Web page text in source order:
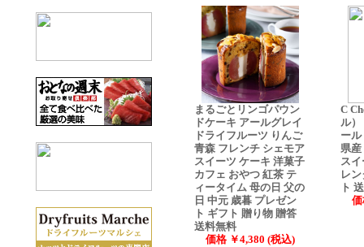
まるごとリンゴパウン
ドケーキ アールグレイ
ドライフルーツ りんご
青森 フレンチ シェモア
スイーツ ケーキ 洋菓子
カフェ おやつ 紅茶 テ
ィータイム 母の日 父の
日 中元 歳暮 プレゼン
ト ギフト 贈り物 贈答
送料無料
価格 ￥4,380 (税込)
C
ル）
ー
県産
ス
レ
ト
価